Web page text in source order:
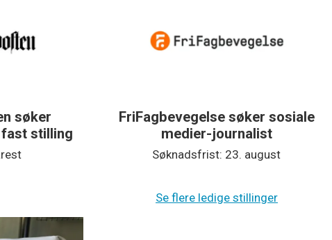
søker
stilling
FriFagbevegelse søker sosiale
medier-journalist
Søknadsfrist: 23. august
Se flere ledige stillinger